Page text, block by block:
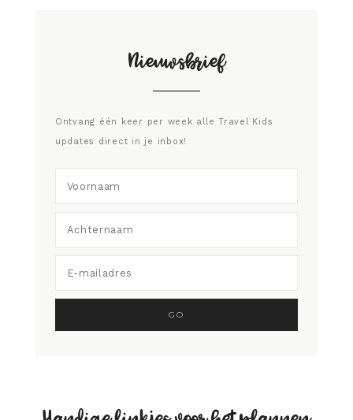
Nieuwsbrief
Ontvang één keer per week alle Travel Kids
updates direct in je inbox!